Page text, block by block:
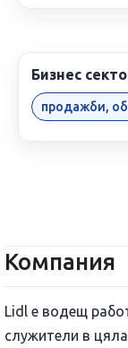
Бизнес
продажби,
Компания
Lidl е водещ
служители в